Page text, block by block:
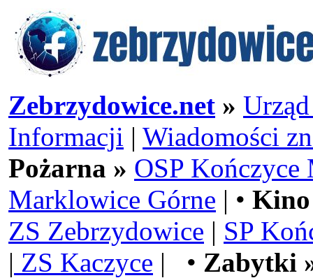
Zebrzydowice.net »
Informacji | Wiadomości
Pożarna » OSP Kończyce
Marklowice Górne | •
ZS Zebrzydowice | SP
| ZS Kaczyce | • Zabytki